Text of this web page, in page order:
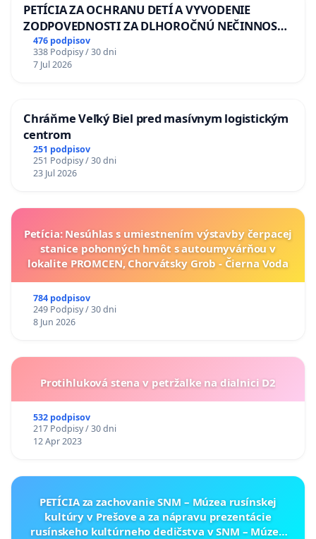
PETÍCIA ZA OCHRANU DETÍ A VYVODENIE
ZODPOVEDNOSTI ZA DLHOROČNÚ NEČINNOSŤ
A ZLYHANIE ŠTÁTU
476 podpisov
338 Podpisy / 30 dni
7 Jul 2026
Chráňme Veľký Biel pred masívnym logistickým
centrom
251 podpisov
251 Podpisy / 30 dni
23 Jul 2026
Petícia: Nesúhlas s umiestnením výstavby čerpacej
stanice pohonných hmôt s autoumyvárňou v
lokalite PROMCEN, Chorvátsky Grob - Čierna Voda
784 podpisov
249 Podpisy / 30 dni
8 Jun 2026
Protihluková stena v petržalke na dialnici D2
532 podpisov
217 Podpisy / 30 dni
12 Apr 2023
PETÍCIA za zachovanie SNM – Múzea rusínskej
kultúry v Prešove a za nápravu prezentácie
rusínskeho kultúrneho dedičstva v SNM – Múzeu